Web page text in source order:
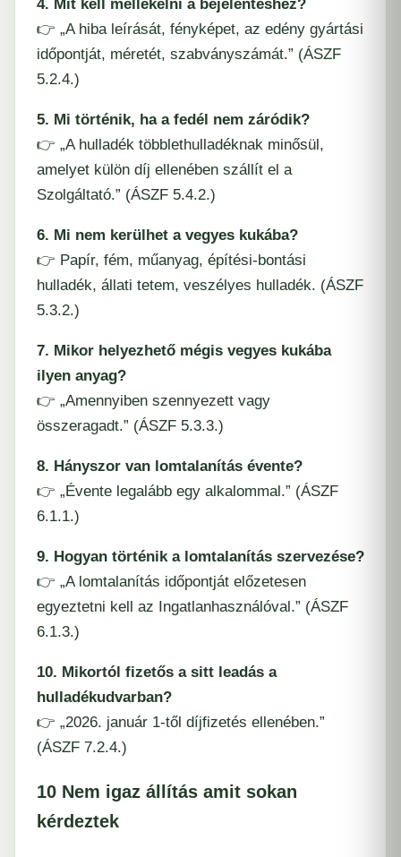
4. Mit kell mellékelni a bejelentéshez?
👉 „A hiba leírását, fényképet, az edény gyártási
időpontját, méretét, szabványszámát.” (ÁSZF
5.2.4.)
5. Mi történik, ha a fedél nem záródik?
👉 „A hulladék többlethulladéknak minősül,
amelyet külön díj ellenében szállít el a
Szolgáltató.” (ÁSZF 5.4.2.)
6. Mi nem kerülhet a vegyes kukába?
👉 Papír, fém, műanyag, építési-bontási
hulladék, állati tetem, veszélyes hulladék. (ÁSZF
5.3.2.)
7. Mikor helyezhető mégis vegyes kukába
ilyen anyag?
👉 „Amennyiben szennyezett vagy
összeragadt.” (ÁSZF 5.3.3.)
8. Hányszor van lomtalanítás évente?
👉 „Évente legalább egy alkalommal.” (ÁSZF
6.1.1.)
9. Hogyan történik a lomtalanítás szervezése?
👉 „A lomtalanítás időpontját előzetesen
egyeztetni kell az Ingatlanhasználóval.” (ÁSZF
6.1.3.)
10. Mikortól fizetős a sitt leadás a
hulladékudvarban?
👉 „2026. január 1-től díjfizetés ellenében.”
(ÁSZF 7.2.4.)
10 Nem igaz állítás amit sokan
kérdeztek